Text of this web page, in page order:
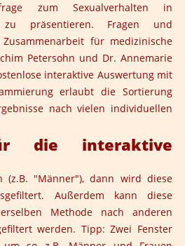
zum Sexualverhalten in
zu präsentieren. Fragen und
für medizinische
Petersohn und Dr. Annemarie
interaktive Auswertung mit
erlaubt die Sortierung
nach vielen individuellen
die interaktive
(z.B. "Männer"), dann wird diese
Außerdem kann diese
Methode nach anderen
werden. Tipp: Zwei Fenster